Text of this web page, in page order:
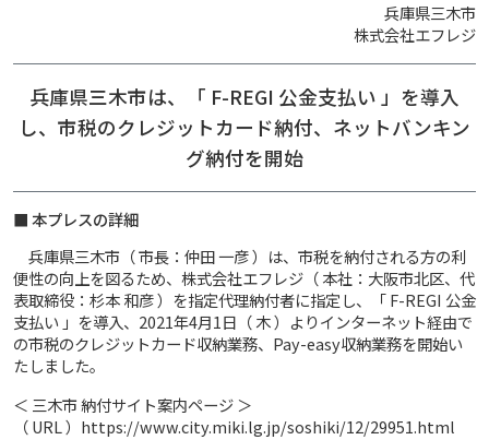
兵庫県三木市
株式会社エフレジ
兵庫県三木市は、「 F-REGI 公金支払い 」を導入
し、 市税のクレジットカード納付、ネットバンキン
グ納付を開始
■ 本プレスの詳細
兵庫県三木市（ 市長：仲田 一彦 ）は、市税を納付される方の利
便性の向上を図るため、株式会社エフレジ（ 本社：大阪市北区、代
表取締役：杉本 和彦 ）を指定代理納付者に指定し、「 F-REGI 公金
支払い 」を導入、2021年4月1日（ 木 ）よりインターネット経由で
の市税のクレジットカード収納業務、Pay-easy収納業務を開始い
たしました。
＜ 三木市 納付サイト案内ページ ＞
（ URL ）https://www.city.miki.lg.jp/soshiki/12/29951.html